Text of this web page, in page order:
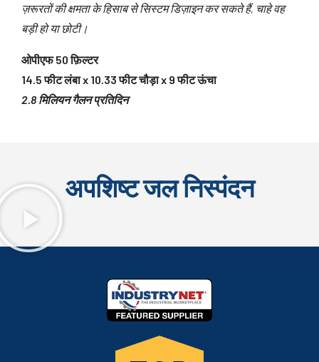
ज़रूरतों की क्षमता के हिसाब से सिस्टम डिज़ाइन कर सकते हैं, चाहे वह
बड़ी हो या छोटी।
ओपीएफ 50 फ़िल्टर
14.5 फीट लंबा x 10.33 फीट चौड़ा x 9 फीट ऊंचा
2.8 मिलियन गैलन प्रतिदिन
अपशिष्ट जल निस्पंदन